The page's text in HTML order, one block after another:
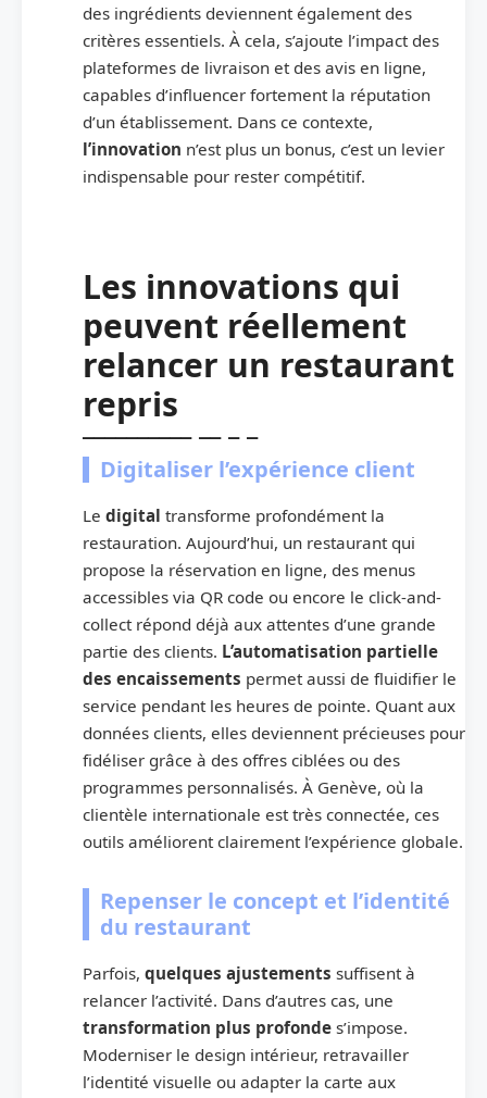
des ingrédients deviennent également des
critères essentiels. À cela, s’ajoute l’impact des
plateformes de livraison et des avis en ligne,
capables d’influencer fortement la réputation
d’un établissement. Dans ce contexte,
l’innovation n’est plus un bonus, c’est un levier
indispensable pour rester compétitif.
Les innovations qui
peuvent réellement
relancer un restaurant
repris
Digitaliser l’expérience client
Le digital transforme profondément la
restauration. Aujourd’hui, un restaurant qui
propose la réservation en ligne, des menus
accessibles via QR code ou encore le click-and-
collect répond déjà aux attentes d’une grande
partie des clients. L’automatisation partielle
des encaissements permet aussi de fluidifier le
service pendant les heures de pointe. Quant aux
données clients, elles deviennent précieuses pour
fidéliser grâce à des offres ciblées ou des
programmes personnalisés. À Genève, où la
clientèle internationale est très connectée, ces
outils améliorent clairement l’expérience globale.
Repenser le concept et l’identité
du restaurant
Parfois, quelques ajustements suffisent à
relancer l’activité. Dans d’autres cas, une
transformation plus profonde s’impose.
Moderniser le design intérieur, retravailler
l’identité visuelle ou adapter la carte aux